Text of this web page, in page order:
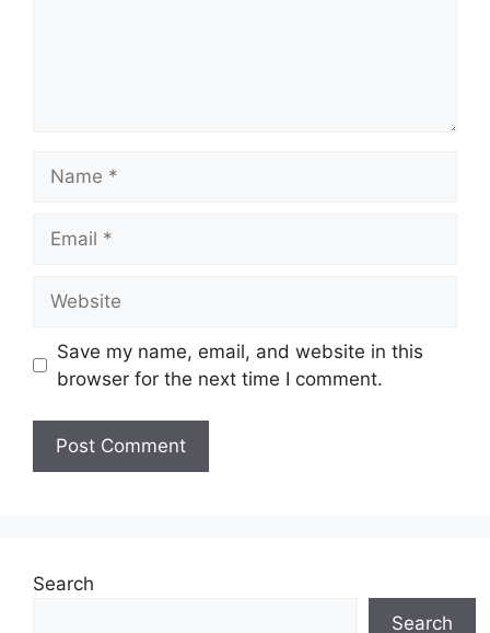
Save my name, email, and website in this
browser for the next time I comment.
Search
Search